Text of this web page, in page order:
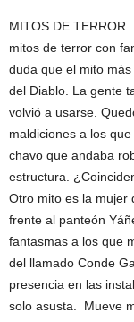
MITOS DE
mitos de terror con
duda que el mito
del Diablo. La gente
volvió a usarse.
maldiciones a los
chavo que andaba
estructura.
Otro mito es la mujer
frente al panteón
fantasmas a los que
del llamado Conde
presencia en las
solo asusta. Mueve